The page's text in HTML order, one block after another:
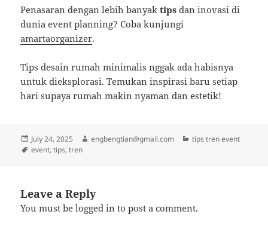
Penasaran dengan lebih banyaktips dan inovasi di
dunia event planning? Coba kunjungi
amartaorganizer.
Tips desain rumah minimalis nggak ada habisnya
untuk dieksplorasi. Temukan inspirasi baru setiap
hari supaya rumah makin nyaman dan estetik!
Posted
on
July 24, 2025 Author
engbengtian@gmail.com Categories
tips tren event
Tags
event,tips,tren
Leave a Reply
You must belogged in to post a comment.